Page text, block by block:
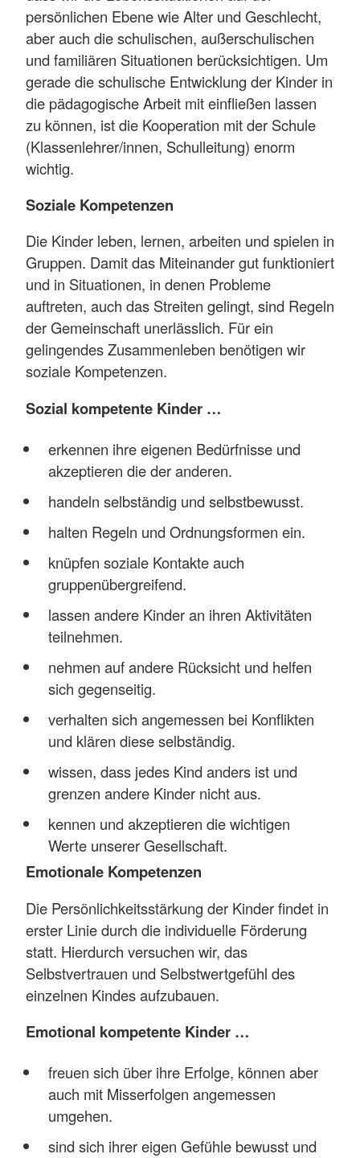
persönlichen Ebene wie Alter und Geschlecht,
aber auch die schulischen, außerschulischen
und familiären Situationen berücksichtigen. Um
gerade die schulische Entwicklung der Kinder in
die pädagogische Arbeit mit einfließen lassen
zu können, ist die Kooperation mit der Schule
(Klassenlehrer/innen, Schulleitung) enorm
wichtig.
Soziale Kompetenzen
Die Kinder leben, lernen, arbeiten und spielen in
Gruppen. Damit das Miteinander gut funktioniert
und in Situationen, in denen Probleme
auftreten, auch das Streiten gelingt, sind Regeln
der Gemeinschaft unerlässlich. Für ein
gelingendes Zusammenleben benötigen wir
soziale Kompetenzen.
Sozial kompetente Kinder …
erkennen ihre eigenen Bedürfnisse und
akzeptieren die der anderen.
handeln selbständig und selbstbewusst.
halten Regeln und Ordnungsformen ein.
knüpfen soziale Kontakte auch
gruppenübergreifend.
lassen andere Kinder an ihren Aktivitäten
teilnehmen.
nehmen auf andere Rücksicht und helfen
sich gegenseitig.
verhalten sich angemessen bei Konflikten
und klären diese selbständig.
wissen, dass jedes Kind anders ist und
grenzen andere Kinder nicht aus.
kennen und akzeptieren die wichtigen
Werte unserer Gesellschaft.
Emotionale Kompetenzen
Die Persönlichkeitsstärkung der Kinder findet in
erster Linie durch die individuelle Förderung
statt. Hierdurch versuchen wir, das
Selbstvertrauen und Selbstwertgefühl des
einzelnen Kindes aufzubauen.
Emotional kompetente Kinder …
freuen sich über ihre Erfolge, können aber
auch mit Misserfolgen angemessen
umgehen.
sind sich ihrer eigen Gefühle bewusst und